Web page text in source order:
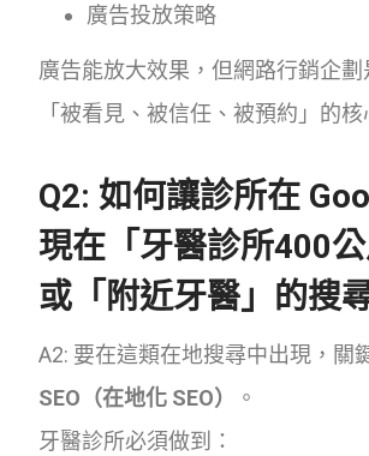
廣告投放策略
廣告能放大效果，但網路行銷企
「被看見、被信任、被預約」的核
Q2: 如何讓診所在
現在「牙醫診所400公
或「附近牙醫」的搜
A2: 要在這類在地搜尋中出現，關
SEO（在地化 SEO）
。
牙醫診所必須做到：